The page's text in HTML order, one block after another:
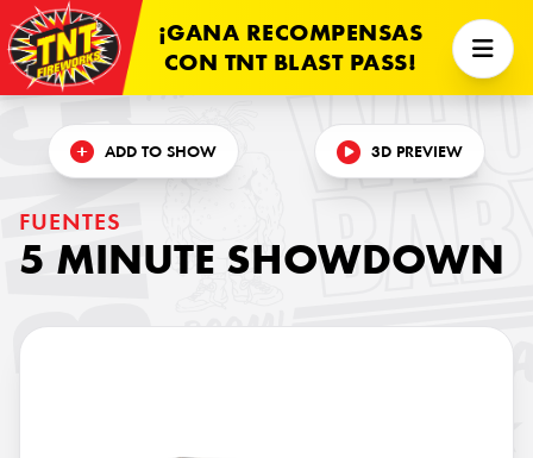
¡GANA RECOMPENSAS
CON TNT BLAST PASS!
ADD TO SHOW 3D PREVIEW
FUENTES
5 MINUTE SHOWDOWN